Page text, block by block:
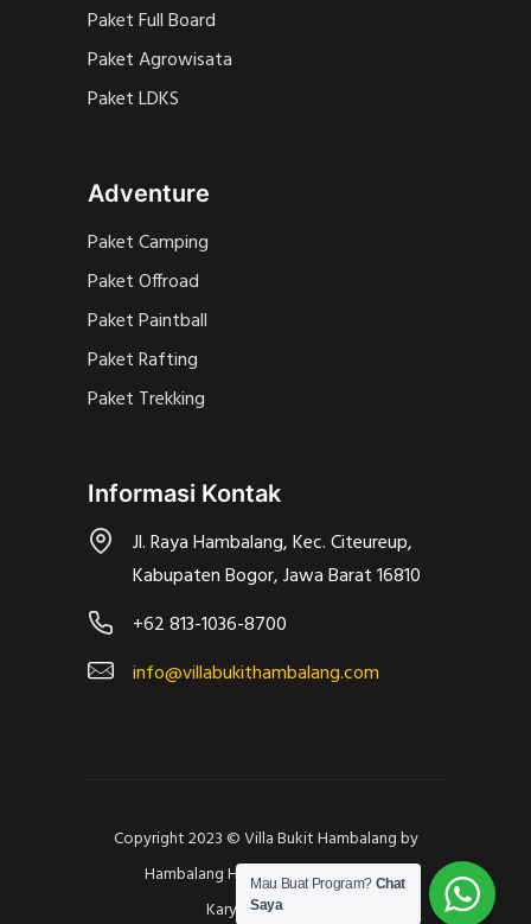
Paket Full Board
Paket Agrowisata
Paket LDKS
Adventure
Paket Camping
Paket Offroad
Paket Paintball
Paket Rafting
Paket Trekking
Informasi Kontak
Jl. Raya Hambalang, Kec. Citeureup,
Kabupaten Bogor, Jawa Barat 16810
+62 813-1036-8700
info@villabukithambalang.com
Copyright 2023 ©Villa Bukit Hambalangby
Hambalang H2O | Made With Love
Karyawebstudio
Mau Buat Program? Chat
Saya